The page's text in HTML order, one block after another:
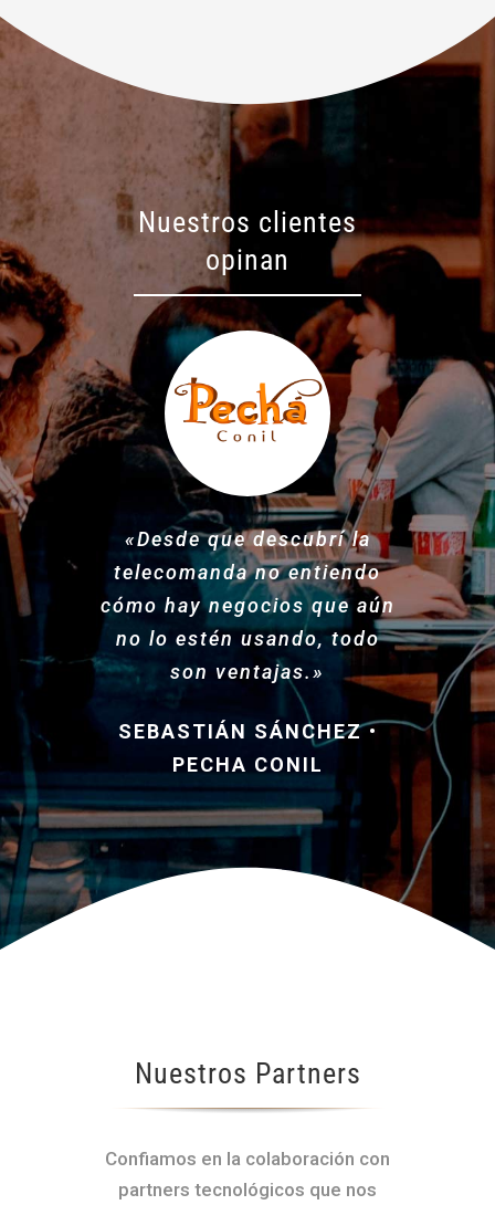
Nuestros clientes
opinan
«Desde que descubrí la
telecomanda no entiendo
cómo hay negocios que aún
no lo estén usando, todo
son ventajas.»
SEBASTIÁN SÁNCHEZ •
PECHA CONIL
Nuestros Partners
Confiamos en la colaboración con
partners tecnológicos que nos